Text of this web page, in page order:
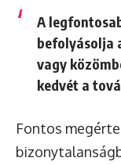
A
befolyásolja
vagy
kedvét a
Fontos